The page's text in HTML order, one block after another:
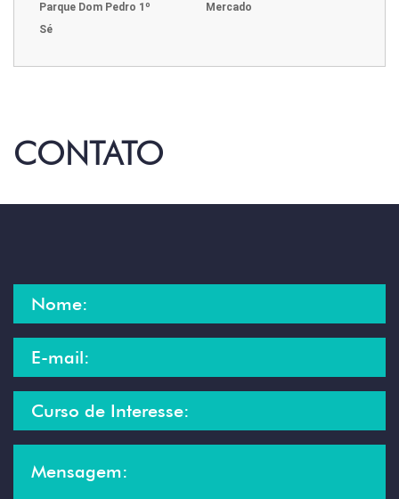
Parque Dom Pedro 1º
Mercado
Sé
CONTATO